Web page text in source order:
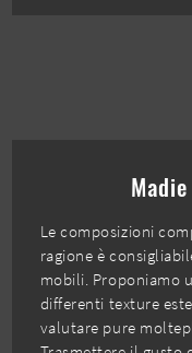
Le composizioni
ragione è
mobili. Proponiamo
differenti texture
valutare pure